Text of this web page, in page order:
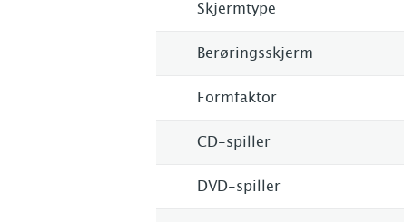
Skjermtype
Berøringsskjerm
Formfaktor
CD-spiller
DVD-spiller